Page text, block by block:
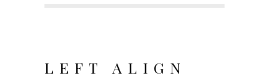
LEFT ALIGN